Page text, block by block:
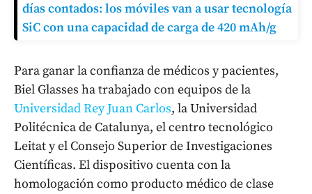
días contados: los móviles van a usar tecnología
SiC con una capacidad de carga de 420 mAh/g
Para ganar la confianza de médicos y pacientes,
Biel Glasses ha trabajado con equipos de la
Universidad Rey Juan Carlos, la Universidad
Politécnica de Catalunya, el centro tecnológico
Leitat y el Consejo Superior de Investigaciones
Científicas. El dispositivo cuenta con la
homologación como producto médico de clase